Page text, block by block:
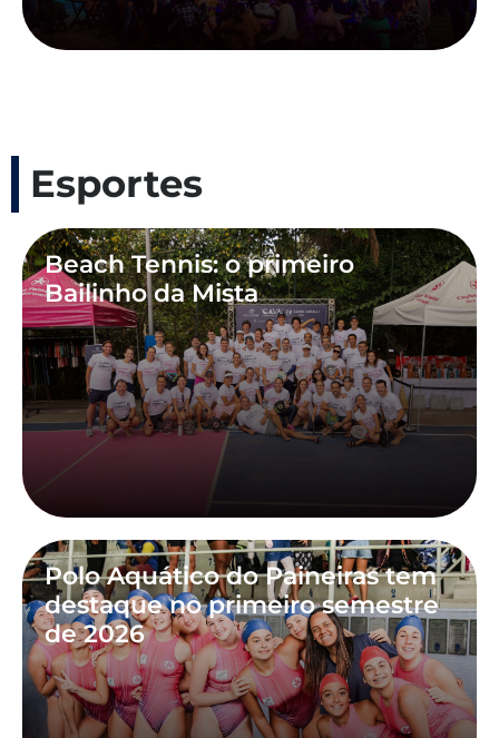
Esportes
Beach Tennis: o primeiro
Bailinho da Mista
Polo Aquático do Paineiras tem
destaque no primeiro semestre
de 2026